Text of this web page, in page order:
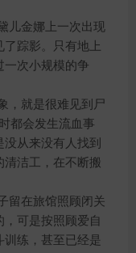
金娜上一次出现
踪影。只有地上
一次小规模的争
就是很难见到尸
都会发生流血事
从来没有人找到
洁工，在不断搬
在旅馆照顾闭关
可是按照顾爱自
练，甚至已经是